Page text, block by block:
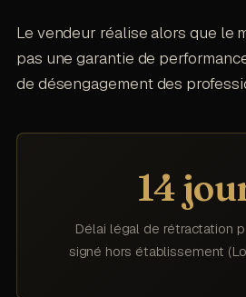
Le vendeur réalise alors que le
pas une garantie de
de désengagement des
14
Délai légal de rétractation
signé hors établissement